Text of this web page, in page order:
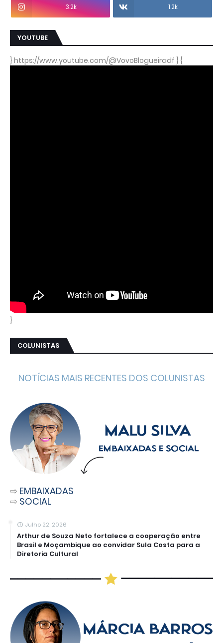
3.2k 1.2k
YOUTUBE
} https://www.youtube.com/@VovoBlogueiradf } {
}
COLUNISTAS
NOTÍCIAS MAIS RECENTES DOS COLUNISTAS
⇨ EMBAIXADAS
⇨ SOCIAL
Julho 22, 2026
Arthur de Souza Neto fortalece a cooperação entre
Brasil e Moçambique ao convidar Sula Costa para a
Diretoria Cultural